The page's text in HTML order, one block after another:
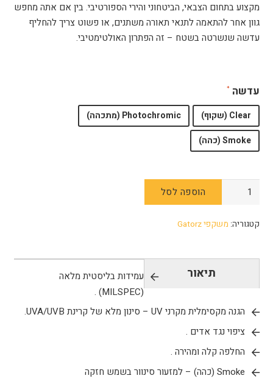
מקצוע בתחום הצבאי, הביטחוני והירי הספורטיבי. בין אם אתה מחפש
גוון אחר להתאמה לתנאי תאורה משתנים, או פשוט צריך להחליף
עדשה שנשרטה בשטח – זה הפתרון האולטימטיבי.
עדשה
Clear (שקוף)
Photochromic (מתכהה)
Smoke (כהה)
כמות
חלופיות
Gatorz
הוספה לסל
קטגוריה: משקפי Gatorz
תיאור
עמידות בליסטית מלאה
(MILSPEC) .
הגנה מקסימלית מקרני UV – סינון מלא של קרינת UVA/UVB.
ציפוי נגד אדים .
החלפה קלה ומהירה .
Smoke (כהה) – למזעור סינוור בשמש חזקה